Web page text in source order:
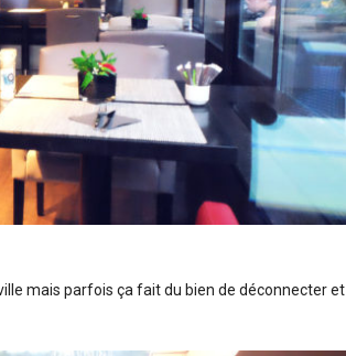
mais parfois ça fait du bien de déconnecter et